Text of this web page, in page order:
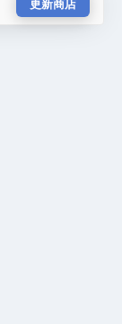
更新商店